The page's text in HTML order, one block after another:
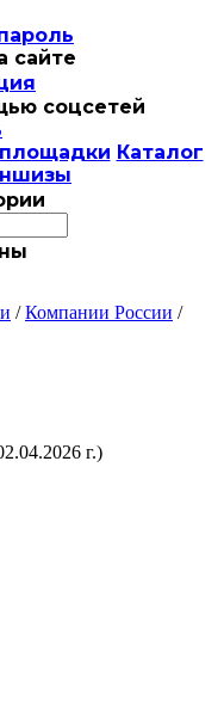
сайте
соцсетей
Каталог
/Компании России /
г.)